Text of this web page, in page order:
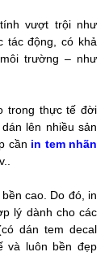
vượt trội như
tác động, có khả
trường – như
trong thực tế đời
lên nhiều sản
cần in tem nhãn
cao. Do đó, in
lý dành cho các
dán tem decal
và luôn bền đẹp